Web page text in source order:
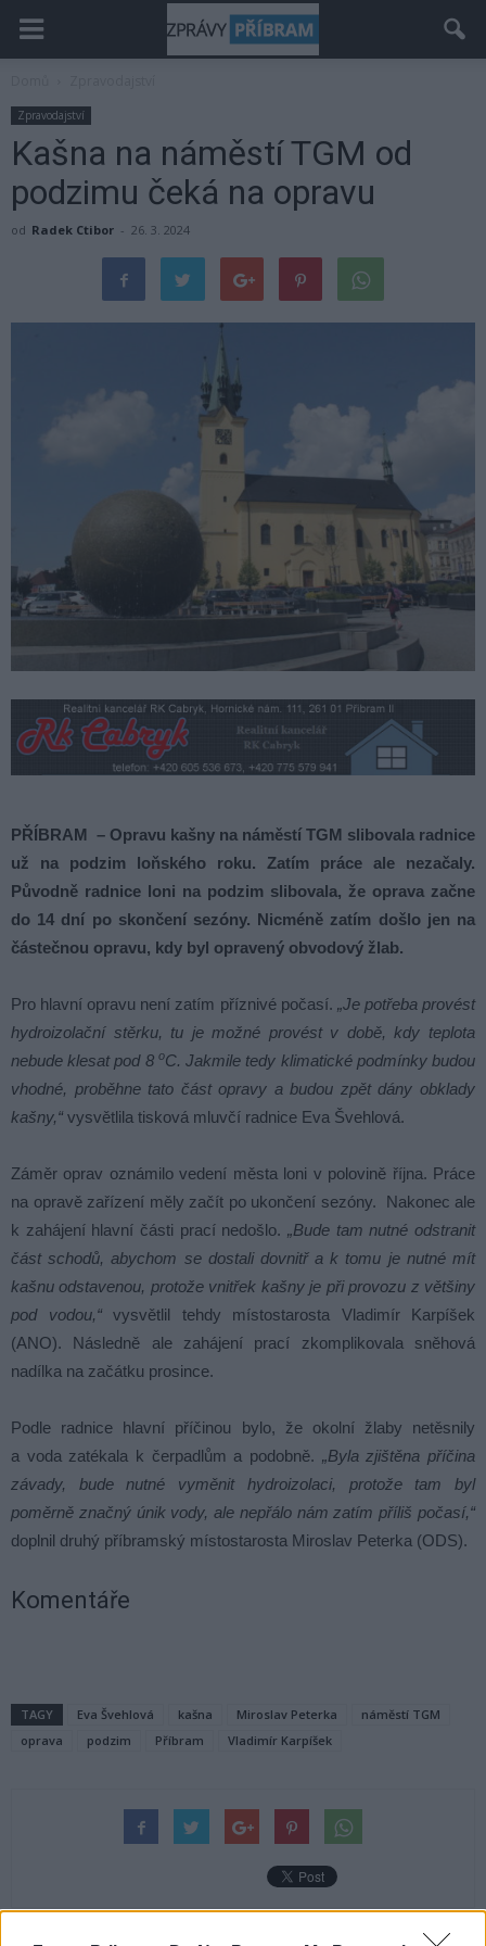
Zpravodajství
Kašna na náměstí TGM od
podzimu čeká na opravu
od Radek Ctibor - 26. 3. 2024
PŘÍBRAM – Opravu kašny na náměstí TGM slibovala radnice
už na podzim loňského roku. Zatím práce ale nezačaly.
Původně radnice loni na podzim slibovala, že oprava začne
do 14 dní po skončení sezóny. Nicméně zatím došlo jen na
částečnou opravu, kdy byl opravený obvodový žlab.
Pro hlavní opravu není zatím příznivé počasí. „Je potřeba provést
hydroizolační stěrku, tu je možné provést v době, kdy teplota
nebude klesat pod 8 oC. Jakmile tedy klimatické podmínky budou
vhodné, proběhne tato část opravy a budou zpět dány obklady
kašny,“ vysvětlila tisková mluvčí radnice Eva Švehlová.
Záměr oprav oznámilo vedení města loni v polovině října. Práce
na opravě zařízení měly začít po ukončení sezóny. Nakonec ale
k zahájení hlavní části prací nedošlo. „Bude tam nutné odstranit
část schodů, abychom se dostali dovnitř a k tomu je nutné mít
kašnu odstavenou, protože vnitřek kašny je při provozu z většiny
pod vodou,“vysvětlil tehdy místostarosta Vladimír Karpíšek
(ANO). Následně ale zahájení prací zkomplikovala sněhová
nadílka na začátku prosince.
Podle radnice hlavní příčinou bylo, že okolní žlaby netěsnily
a voda zatékala k čerpadlům a podobně. „Byla zjištěna příčina
závady, bude nutné vyměnit hydroizolaci, protože tam byl
poměrně značný únik vody, ale nepřálo nám zatím příliš počasí,“
doplnil druhý příbramský místostarosta Miroslav Peterka (ODS).
Komentáře
TAGY Eva Švehlová kašna Miroslav Peterka
náměstí TGM
oprava
podzim Příbram Vladimír Karpíšek